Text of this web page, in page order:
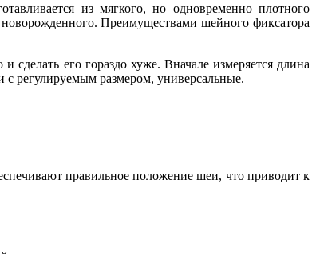
из мягкого, но одновременно плотного
Преимуществами шейного фиксатора
его гораздо хуже. Вначале измеряется длина
регулируемым размером, универсальные.
правильное положение шеи, что приводит к